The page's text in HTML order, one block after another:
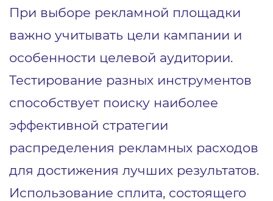
При выборе рекламной площадки
важно учитывать цели кампании и
особенности целевой аудитории.
Тестирование разных инструментов
способствует поиску наиболее
эффективной стратегии
распределения рекламных расходов
для достижения лучших результатов.
Использование сплита, состоящего